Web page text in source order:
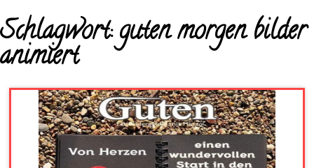
Startseite
Neue Bilder
Schlagwort:guten morgen bilder
animiert